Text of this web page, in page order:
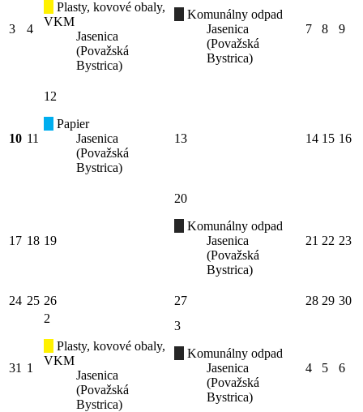
3 4
Plasty, kovové obaly,
VKM
Jasenica
(Považská
Bystrica)
Komunálny odpad
Jasenica
(Považská
Bystrica)
7 8 9
10 11
12
Papier
Jasenica
(Považská
Bystrica)
13 14 15 16
17 18 19
20
Komunálny odpad
Jasenica
(Považská
Bystrica)
21 22 23
24 25 26 27 28 29 30
31 1
2
Plasty, kovové obaly,
VKM
Jasenica
(Považská
Bystrica)
3
Komunálny odpad
Jasenica
(Považská
Bystrica)
4 5 6